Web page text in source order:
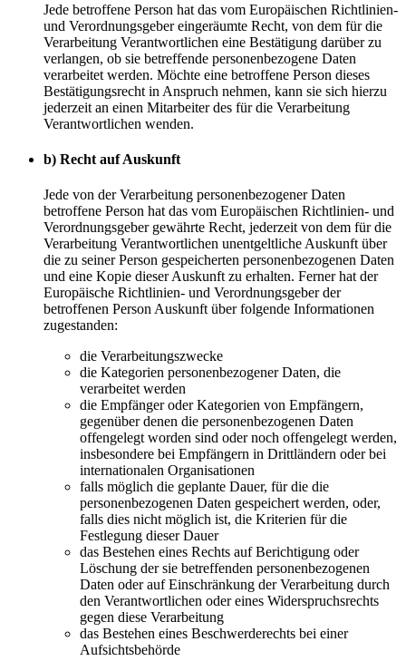
Jede betroffene Person hat das vom Europäischen Richtlinien-
und Verordnungsgeber eingeräumte Recht, von dem für die
Verarbeitung Verantwortlichen eine Bestätigung darüber zu
verlangen, ob sie betreffende personenbezogene Daten
verarbeitet werden. Möchte eine betroffene Person dieses
Bestätigungsrecht in Anspruch nehmen, kann sie sich hierzu
jederzeit an einen Mitarbeiter des für die Verarbeitung
Verantwortlichen wenden.
b) Recht auf Auskunft
Jede von der Verarbeitung personenbezogener Daten
betroffene Person hat das vom Europäischen Richtlinien- und
Verordnungsgeber gewährte Recht, jederzeit von dem für die
Verarbeitung Verantwortlichen unentgeltliche Auskunft über
die zu seiner Person gespeicherten personenbezogenen Daten
und eine Kopie dieser Auskunft zu erhalten. Ferner hat der
Europäische Richtlinien- und Verordnungsgeber der
betroffenen Person Auskunft über folgende Informationen
zugestanden:
die Verarbeitungszwecke
die Kategorien personenbezogener Daten, die
verarbeitet werden
die Empfänger oder Kategorien von Empfängern,
gegenüber denen die personenbezogenen Daten
offengelegt worden sind oder noch offengelegt werden,
insbesondere bei Empfängern in Drittländern oder bei
internationalen Organisationen
falls möglich die geplante Dauer, für die die
personenbezogenen Daten gespeichert werden, oder,
falls dies nicht möglich ist, die Kriterien für die
Festlegung dieser Dauer
das Bestehen eines Rechts auf Berichtigung oder
Löschung der sie betreffenden personenbezogenen
Daten oder auf Einschränkung der Verarbeitung durch
den Verantwortlichen oder eines Widerspruchsrechts
gegen diese Verarbeitung
das Bestehen eines Beschwerderechts bei einer
Aufsichtsbehörde